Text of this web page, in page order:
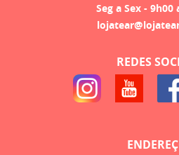
Seg a Sex - 9h00
REDES